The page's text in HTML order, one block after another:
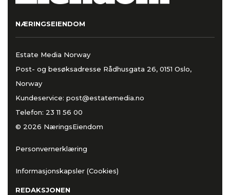
NÆRINGSEIENDOM
Estate Media Norway
Post- og besøksadresse Rådhusgata 26, 0151 Oslo,
Norway
Kundeservice: post@estatemedia.no
Telefon: 23 11 56 00
© 2026 NæringsEiendom
Personvernerklæring
Informasjonskapsler (Cookies)
REDAKSJONEN